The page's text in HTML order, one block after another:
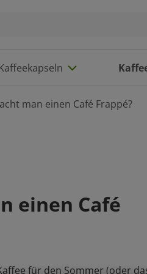
man einen Café Frappé?
einen Café
für den Sommer (oder